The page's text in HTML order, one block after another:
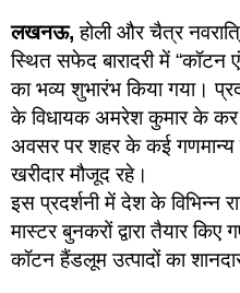
लखनऊ, होली और चैत्र
स्थित सफेद बारादरी में “कॉटन
का भव्य शुभारंभ किया गया।
के विधायक अमरेश कुमार के कर
अवसर पर शहर के कई गणमान्य
खरीदार मौजूद रहे।
इस प्रदर्शनी में देश के
मास्टर बुनकरों द्वारा तैयार
कॉटन हैंडलूम उत्पादों का